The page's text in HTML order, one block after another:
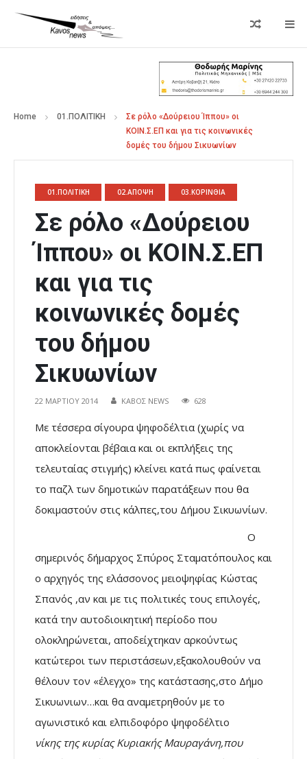
Home 01.ΠΟΛΙΤΙΚΗ
Σε ρόλο «Δούρειου Ίππου» οι
ΚΟΙΝ.Σ.ΕΠ και για τις κοινωνικές
δομές του δήμου Σικυωνίων
01.ΠΟΛΙΤΙΚΗ 02.ΑΠΟΨΗ 03.ΚΟΡΙΝΘΙΑ
Σε ρόλο «Δούρειου
Ίππου» οι ΚΟΙΝ.Σ.ΕΠ
και για τις
κοινωνικές δομές
του δήμου
Σικυωνίων
22 ΜΑΡΤΊΟΥ 2014 ΚΑΒΟΣ NEWS 628
Με τέσσερα σίγουρα ψηφοδέλτια (χωρίς να
αποκλείονται βέβαια και οι εκπλήξεις της
τελευταίας στιγμής) κλείνει κατά πως φαίνεται
το παζλ των δημοτικών παρατάξεων που θα
δοκιμαστούν στις κάλπες,του Δήμου Σικυωνίων.
Ο
σημερινός δήμαρχος Σπύρος Σταματόπουλος και
ο αρχηγός της ελάσσονος μειοψηφίας Κώστας
Σπανός ,αν και με τις πολιτικές τους επιλογές,
κατά την αυτοδιοικητική περίοδο που
ολοκληρώνεται, αποδείχτηκαν αρκούντως
κατώτεροι των περιστάσεων,εξακολουθούν να
θέλουν τον «έλεγχο» της κατάστασης,στο Δήμο
Σικυωνιων…και θα αναμετρηθούν με το
αγωνιστικό και ελπιδοφόρο ψηφοδέλτιο
νίκης της κυρίας Κυριακής Μαυραγάνη,που